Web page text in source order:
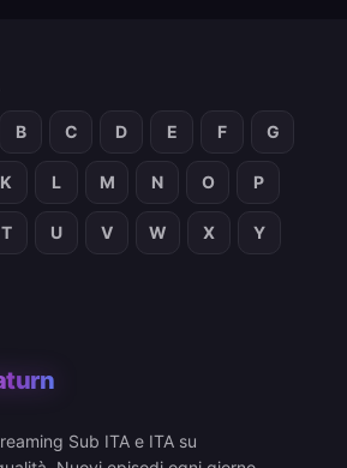
B C D E F G
K L M N O P
T U V W X Y
Sub ITA e ITA su